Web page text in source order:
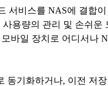
비스를 NAS에 결합이
용량의 관리 및 손쉬운
바일 장치로 어디서나
동기화하거나, 이전 저